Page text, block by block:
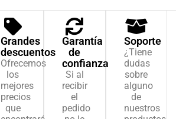
Grandes
descuentos
Ofrecemos
los
mejores
precios
que
Garantía
de
confianza
Si al
recibir
el
pedido
Soporte
¿Tiene
dudas
sobre
alguno
de
nuestros